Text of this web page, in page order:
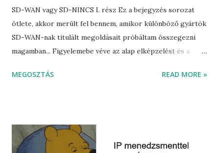
SD-WAN vagy SD-NINCS I. rész Ez a bejegyzés sorozat
ötlete, akkor merült fel bennem, amikor különböző gyártók
SD-WAN-nak titulált megoldásait próbáltam összegezni
magamban... Figyelemebe véve az alap elképzelést és a
állítottam fel ezekre megoldásokra: SD-WAN megoldások -
segítségével, továbbá az üzleti alkalmazások számára
északi irányú API integrációra adnak lehetőséget. SD-
MEGOSZTÁS READ MORE »